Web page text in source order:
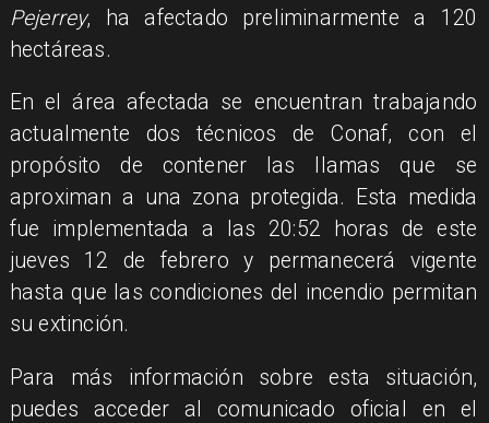
Pejerrey, ha afectado preliminarmente a 120
hectáreas.
En el área afectada se encuentran trabajando
actualmente dos técnicos de Conaf, con el
propósito de contener las llamas que se
aproximan a una zona protegida. Esta medida
fue implementada a las 20:52 horas de este
jueves 12 de febrero y permanecerá vigente
hasta que las condiciones del incendio permitan
su extinción.
Para más información sobre esta situación,
puedes acceder al comunicado oficial en el